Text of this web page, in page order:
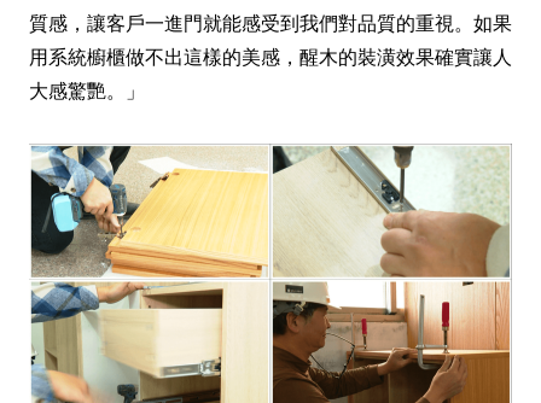
質感，讓客戶一進門就能感受到我們對品質的重視。如果
用系統櫥櫃做不出這樣的美感，醒木的裝潢效果確實讓人
大感驚艷。」